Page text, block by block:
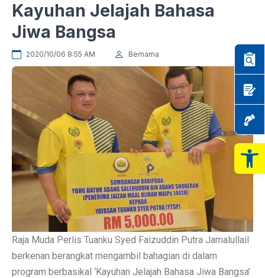
Kayuhan Jelajah Bahasa
Jiwa Bangsa
2020/10/06 8:55 AM Bernama
Raja Muda Perlis Tuanku Syed Faizuddin Putra Jamalullail
berkenan berangkat mengambil bahagian di dalam
program berbasikal ‘Kayuhan Jelajah Bahasa Jiwa Bangsa’